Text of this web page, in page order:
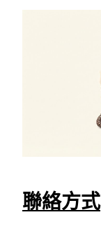
聯絡方式